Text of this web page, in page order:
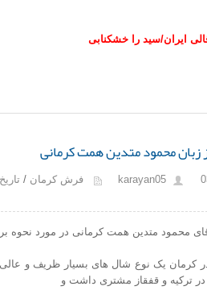
ایران/سید را خشکنابی
زبان محمود متدین همت کرمانی
karayan05 فرش کرمان /
محمود متدین همت کرمانی در مورد نحوه
در کرمان یک نوع شال های بسیار ظریف و
ترکیه و قفقاز مشتری داشت و